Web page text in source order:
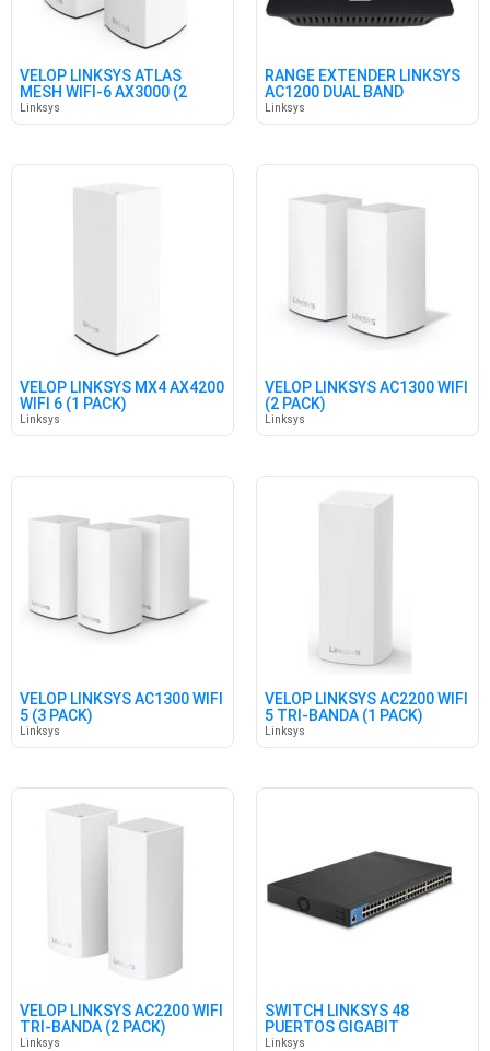
VELOP LINKSYS ATLAS
MESH WIFI-6 AX3000 (2
PACK)
Linksys
RANGE EXTENDER LINKSYS
AC1200 DUAL BAND
Linksys
VELOP LINKSYS MX4 AX4200
WIFI 6 (1 PACK)
Linksys
VELOP LINKSYS AC1300 WIFI
(2 PACK)
Linksys
VELOP LINKSYS AC1300 WIFI
5 (3 PACK)
Linksys
VELOP LINKSYS AC2200 WIFI
5 TRI-BANDA (1 PACK)
Linksys
VELOP LINKSYS AC2200 WIFI
TRI-BANDA (2 PACK)
Linksys
SWITCH LINKSYS 48
PUERTOS GIGABIT
Linksys